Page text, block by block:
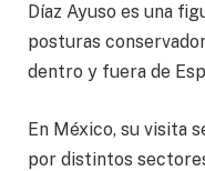
Díaz Ayuso es una
posturas
dentro y fuera de
En México, su visita
por distintos